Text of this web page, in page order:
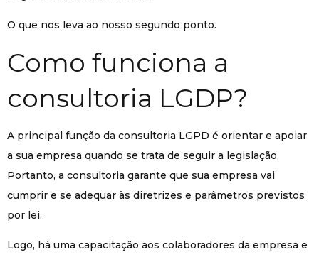
O que nos leva ao nosso segundo ponto.
Como funciona a
consultoria LGDP?
A principal função da consultoria LGPD é orientar e apoiar
a sua empresa quando se trata de seguir a legislação.
Portanto, a consultoria garante que sua empresa vai
cumprir e se adequar às diretrizes e parâmetros previstos
por lei.
Logo, há uma capacitação aos colaboradores da empresa e